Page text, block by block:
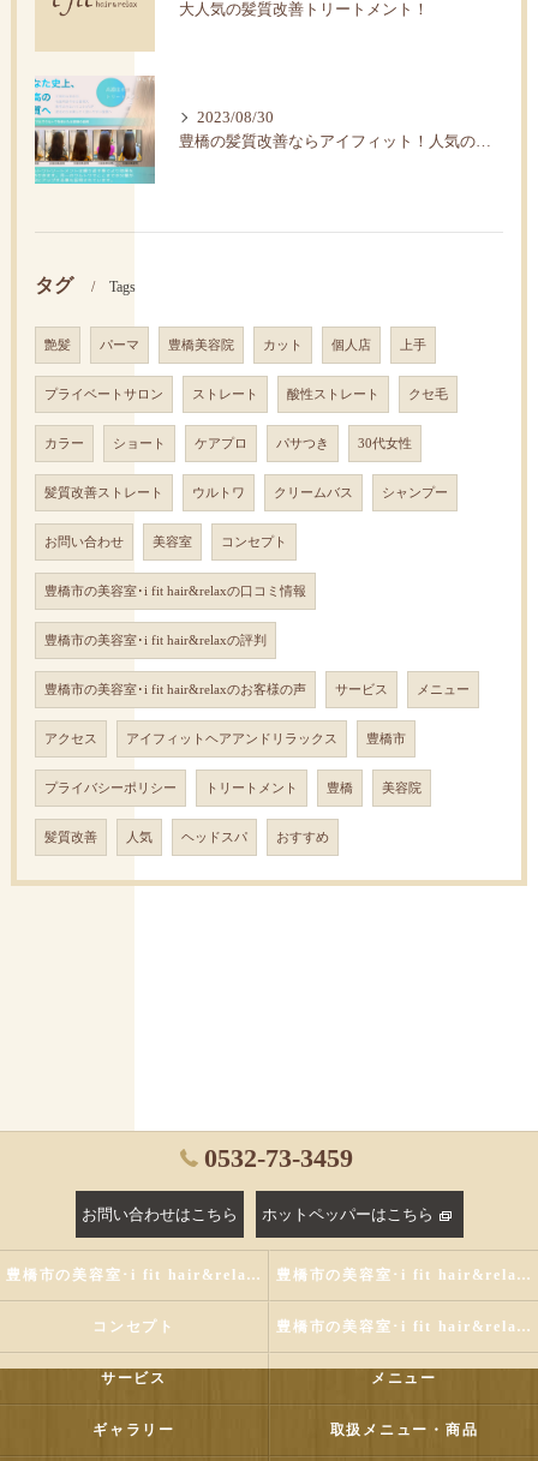
大人気の髪質改善トリートメント！
2023/08/30
豊橋の髪質改善ならアイフィット！人気の水素トリートメント
タグ Tags
艶髪 パーマ 豊橋美容院 カット 個人店 上手
プライベートサロン ストレート 酸性ストレート クセ毛
カラー ショート ケアプロ パサつき 30代女性
髪質改善ストレート ウルトワ クリームバス シャンプー
お問い合わせ 美容室 コンセプト
豊橋市の美容室･i fit hair&relaxの口コミ情報
豊橋市の美容室･i fit hair&relaxの評判
豊橋市の美容室･i fit hair&relaxのお客様の声 サービス メニュー
アクセス アイフィットヘアアンドリラックス 豊橋市
プライバシーポリシー トリートメント 豊橋 美容院
髪質改善 人気 ヘッドスパ おすすめ
0532-73-3459
お問い合わせはこちら ホットペッパーはこちら
豊橋市の美容室･i fit hair&relaxの評判 豊橋市の美容室･i fit hair&relaxのお客様の声
コンセプト 豊橋市の美容室･i fit hair&relaxの口コミ情報
サービス メニュー
ギャラリー 取扱メニュー・商品